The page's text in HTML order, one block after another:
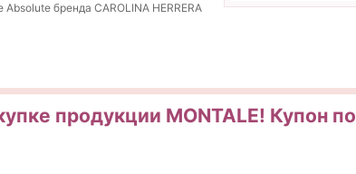
бренда CAROLINA HERRERA
продукции MONTALE! Купон по